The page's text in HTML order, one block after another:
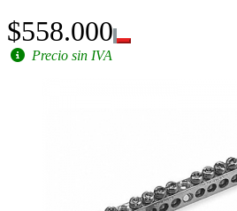
$558.000
Precio sin IVA